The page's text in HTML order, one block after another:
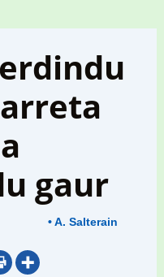
gaur
• A. Salterain